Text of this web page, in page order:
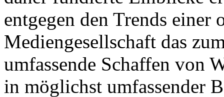
entgegen den Trends einer
Mediengesellschaft das
umfassende Schaffen von
in möglichst umfassender